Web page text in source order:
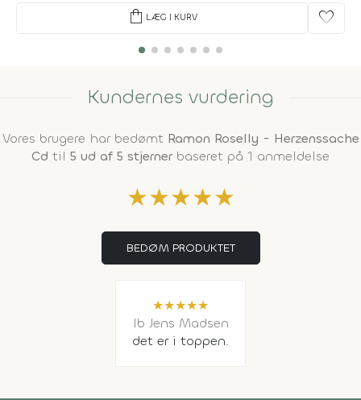
shopping_bag LÆG I KURV favorite
Kundernes vurdering
Vores brugere har bedømt Ramon Roselly - Herzenssache
Cd til 5 ud af 5 stjernerbaseret på 1 anmeldelse
★★★★★
BEDØM PRODUKTET
★★★★★
Ib Jens Madsen
det er i toppen.